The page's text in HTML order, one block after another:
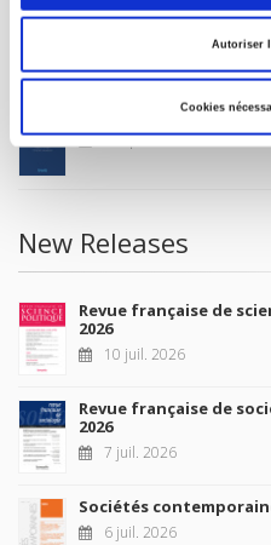
Autoriser
Cookies
Future Releases
La France et l'Union
4 sept. 2026
New Releases
Revue française de
2026
10 juil. 2026
Revue française de
2026
7 juil. 2026
Sociétés
6 juil. 2026